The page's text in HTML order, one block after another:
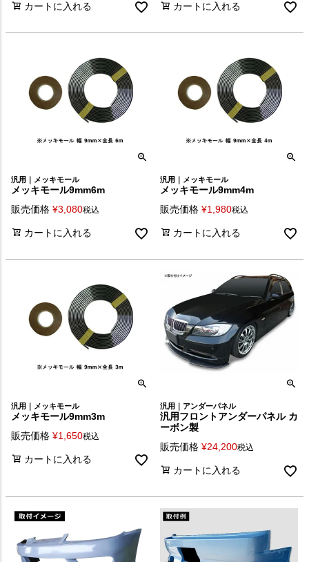
カートに入れる カートに入れる
汎用｜メッキモール
メッキモール9mm6m
販売価格 ¥3,080税込
カートに入れる
汎用｜メッキモール
メッキモール9mm4m
販売価格 ¥1,980税込
カートに入れる
汎用｜メッキモール
メッキモール9mm3m
販売価格 ¥1,650税込
カートに入れる
汎用｜アンダーパネル
汎用フロントアンダーパネル カ
ーボン製
販売価格 ¥24,200税込
カートに入れる